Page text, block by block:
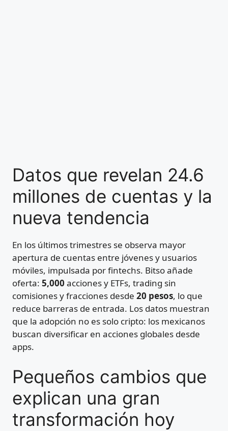
Datos que revelan 24.6
millones de cuentas y la
nueva tendencia
En los últimos trimestres se observa mayor
apertura de cuentas entre jóvenes y usuarios
móviles, impulsada por fintechs. Bitso añade
oferta: 5,000 acciones y ETFs, trading sin
comisiones y fracciones desde 20 pesos, lo que
reduce barreras de entrada. Los datos muestran
que la adopción no es solo cripto: los mexicanos
buscan diversificar en acciones globales desde
apps.
Pequeños cambios que
explican una gran
transformación hoy